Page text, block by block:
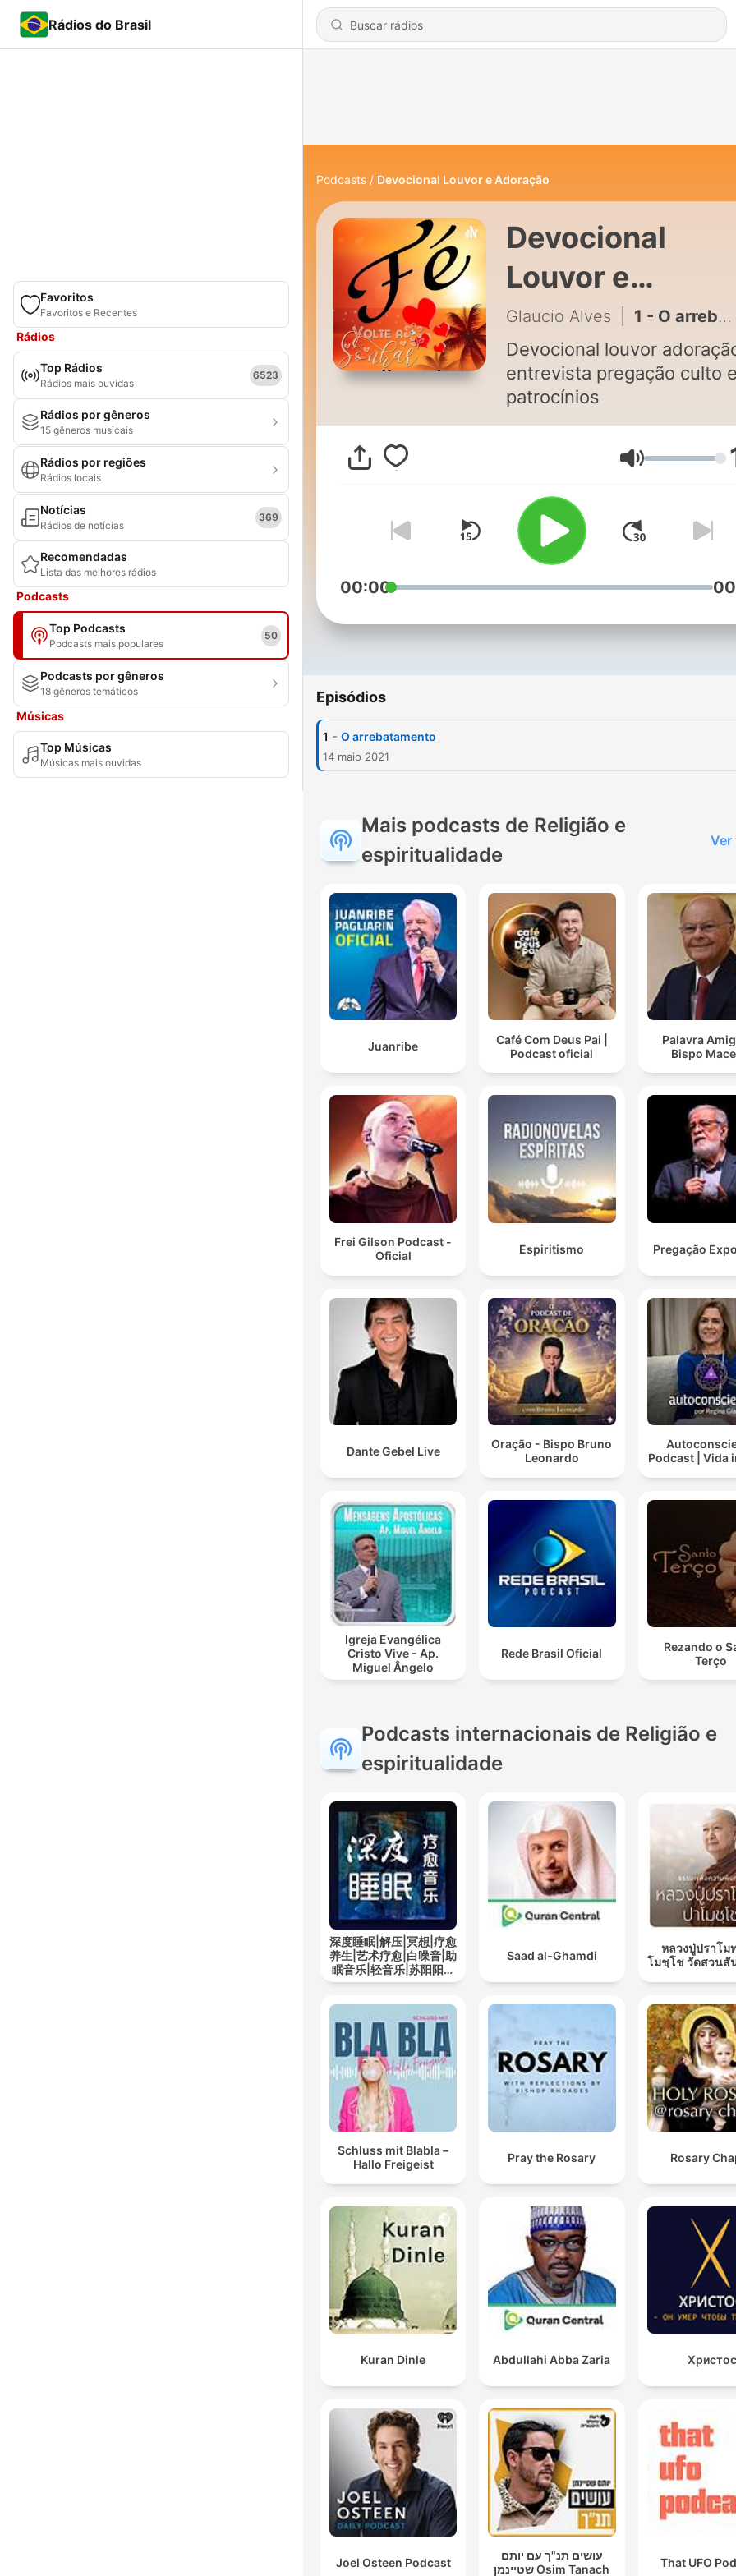
Rádios do Brasil
Favoritos
Favoritos e Recentes
Rádios
Top Rádios
Rádios mais ouvidas
6523
Rádios por gêneros
15 gêneros musicais
Rádios por regiões
Rádios locais
Notícias
Rádios de notícias
369
Recomendadas
Lista das melhores rádios
Podcasts
Top Podcasts
Podcasts mais populares
50
Podcasts por gêneros
18 gêneros temáticos
Músicas
Top Músicas
Músicas mais ouvidas
Podcasts Devocional Louvor e Adoração
Devocional
Louvor e
Adoração de
Glaucio Alves
Glaucio Alves 1 - O arrebatamento
Devocional louvor
entrevista pregação culto
patrocínios
Volume
00:00
Episódios
1 - O arrebatamento
14 maio 2021
Mais podcasts de Religião e
espiritualidade
Ver
Juanribe
Café Com Deus Pai |
Podcast oficial
Palavra
Bispo
Frei Gilson Podcast -
Oficial
Espiritismo Pregação
Dante Gebel Live
Oração - Bispo Bruno
Leonardo
Podcast | Vida
Igreja Evangélica
Cristo Vive - Ap.
Miguel Ângelo
Rede Brasil Oficial
Rezando o
Terço
Podcasts internacionais de Religião e
espiritualidade
深度睡眠|解压|冥想|疗愈
养生|艺术疗愈|白噪音|助
眠音乐|轻音乐|苏阳阳频
道
Saad al-Ghamdi
หลวงปู่ปราโม
โมชฺโช วัดสวนสั
Schluss mit Blabla –
Hallo Freigeist
Pray the Rosary Rosary
Kuran Dinle Abdullahi Abba Zaria Христос
Joel Osteen Podcast
עושים תנ"ך עם יותם
שטיינמן Osim Tanach
That UFO